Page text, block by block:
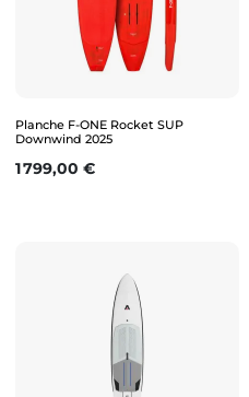
Planche F-ONE Rocket SUP
Downwind 2025
Prix
1 799,00 €